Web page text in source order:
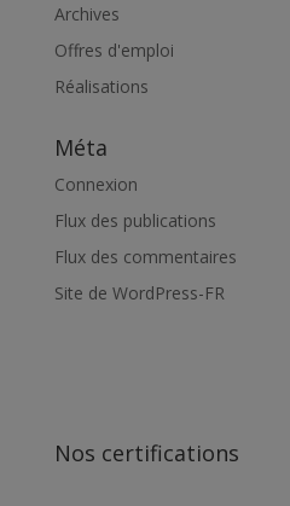
Archives
Offres d'emploi
Réalisations
Méta
Connexion
Flux des publications
Flux des commentaires
Site de WordPress-FR
Nos certifications